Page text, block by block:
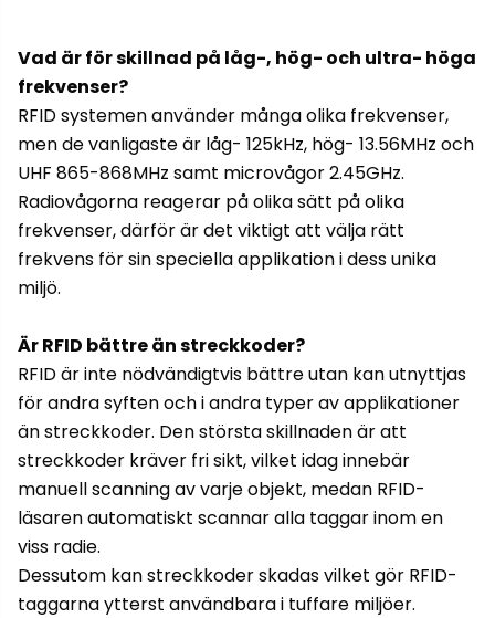
Vad är för skillnad på låg-, hög- och ultra- höga
frekvenser?
RFID systemen använder många olika frekvenser,
men de vanligaste är låg- 125kHz, hög- 13.56MHz och
UHF 865-868MHz samt microvågor 2.45GHz.
Radiovågorna reagerar på olika sätt på olika
frekvenser, därför är det viktigt att välja rätt
frekvens för sin speciella applikation i dess unika
miljö.
Är RFID bättre än streckkoder?
RFID är inte nödvändigtvis bättre utan kan utnyttjas
för andra syften och i andra typer av applikationer
än streckkoder. Den största skillnaden är att
streckkoder kräver fri sikt, vilket idag innebär
manuell scanning av varje objekt, medan RFID-
läsaren automatiskt scannar alla taggar inom en
viss radie.
Dessutom kan streckkoder skadas vilket gör RFID-
taggarna ytterst användbara i tuffare miljöer.